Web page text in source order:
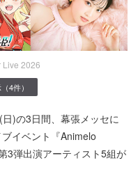
Live 2026
4件）
)の3日間、幕張メッセに
イベント『Animelo
3弾出演アーティスト5組が